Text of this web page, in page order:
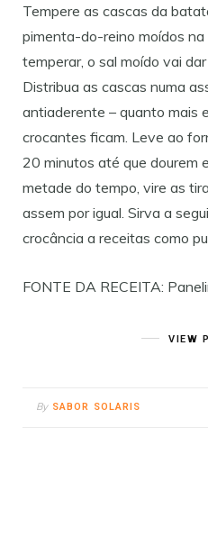
Tempere as cascas da
pimenta-do-reino moídos
temperar, o sal moído vai dar
Distribua as cascas numa
antiaderente – quanto mais
crocantes ficam. Leve ao
20 minutos até que dourem
metade do tempo, vire as
assem por igual. Sirva a
crocância a receitas como
FONTE DA RECEITA:
VIEW
By SABOR SOLARIS